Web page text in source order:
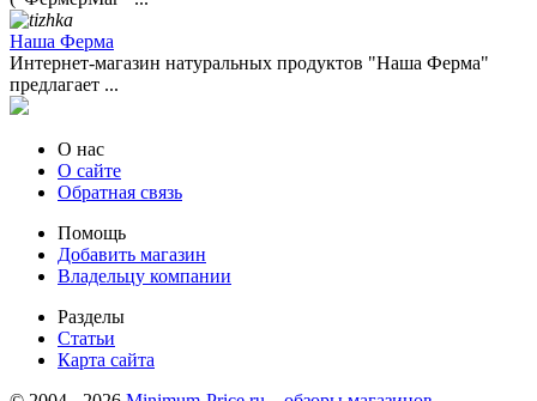
Наша Ферма
Интернет-магазин натуральных продуктов "Наша Ферма"
предлагает ...
О нас
О сайте
Обратная связь
Помощь
Добавить магазин
Владельцу компании
Разделы
Статьи
Карта сайта